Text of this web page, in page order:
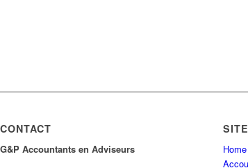
CONTACT
G&P Accountants en Adviseurs
Home